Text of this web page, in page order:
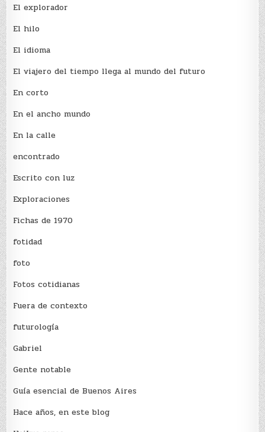
El explorador
El hilo
El idioma
El viajero del tiempo llega al mundo del futuro
En corto
En el ancho mundo
En la calle
encontrado
Escrito con luz
Exploraciones
Fichas de 1970
fotidad
foto
Fotos cotidianas
Fuera de contexto
futurología
Gabriel
Gente notable
Guía esencial de Buenos Aires
Hace años, en este blog